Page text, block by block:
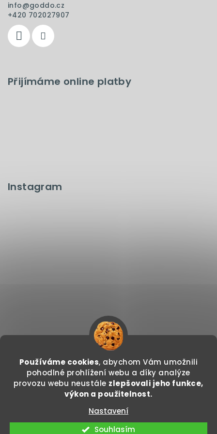
Používáme cookies, abychom Vám umožnili
pohodlné prohlížení webu a díky analýze
provozu webu neustále zlepšovali jeho funkce,
výkon a použitelnost.
Nastavení
Souhlasím
info@goddo.cz
+420 702027907
Přijímáme online platby
Instagram
Sledovat na Instagramu
Copyright 2026GODDO.CZ. Všechna práva
vyhrazena.
Vytvořil Shoptet